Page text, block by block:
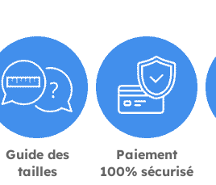
Guide des
tailles
Paiement
100% sécurisé